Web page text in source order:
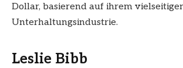
Dollar, basierend auf ihrem
Unterhaltungsindustrie.
Leslie Bibb